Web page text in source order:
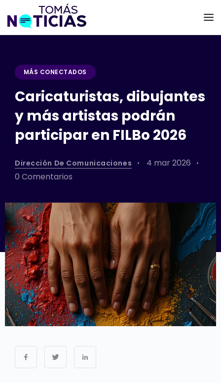
MÁS CONECTADOS
Caricaturistas, dibujantes
y más artistas podrán
participar en FILBo 2026
Dirección De Comunicaciones
4 mar 2026
0 Comentarios